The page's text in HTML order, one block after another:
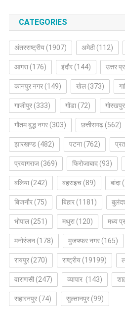
CATEGORIES
अंतरराष्ट्रीय(1907) अमेठी(112)
आगरा(176) इंदौर(144) उत्तर
कानपुर नगर(149) खेल(373)
गाजीपुर(333) गोंडा(72) गोरखपुर
गौतम बुद्ध नगर(303) छत्तीसगढ़(562)
झारखण्ड(482) पटना(762)
प्रयागराज(369) फिरोजाबाद(93)
बलिया(242) बहराइच(89) बांदा
बिजनौर(75) बिहार(1181)
भोपाल(251) मथुरा(120) मध्य
मनोरंजन(178) मुजफ्फर नगर(165)
रायपुर(270) राष्ट्रीय(19199)
वाराणसी(247) व्यापार (143)
सहारनपुर(74) सुल्तानपुर(99)